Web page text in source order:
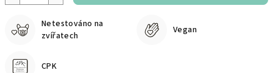
Netestováno na
zvířatech
Vegan
CPK